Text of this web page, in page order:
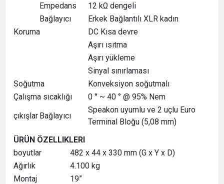
Empedans
12 kΩ dengeli
Bağlayıcı
Erkek Bağlantılı XLR kadın
Koruma
DC Kısa devre
Aşırı ısıtma
Aşırı yükleme
Sinyal sınırlaması
Soğutma
Konveksiyon soğutmalı
Çalışma sıcaklığı
0 ° ~ 40 ° @ 95% Nem
çıkışlar Bağlayıcı
Speakon uyumlu ve 2 uçlu Euro
Terminal Bloğu (5,08 mm)
ÜRÜN ÖZELLIKLERI
boyutlar
482 x 44 x 330 mm (G x Y x D)
Ağırlık
4.100 kg
Montaj
19”